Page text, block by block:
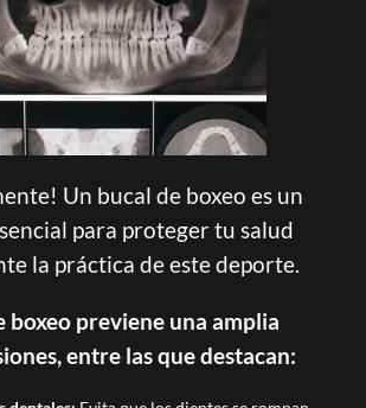
Un bucal de boxeo es un
para proteger tu salud
la práctica de este deporte.
boxeo previene una amplia
entre las que destacan: